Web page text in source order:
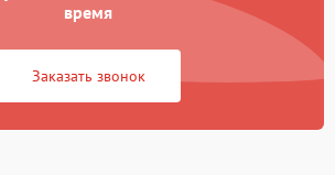
время
Заказать звонок